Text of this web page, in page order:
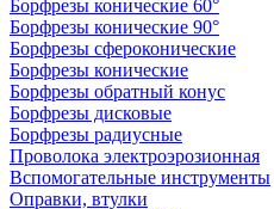
Борфрезы конические 60°
Борфрезы конические 90°
Борфрезы сфероконические
Борфрезы конические
Борфрезы обратный конус
Борфрезы дисковые
Борфрезы радиусные
Проволока электроэрозионная
Вспомогательные инструменты
Оправки, втулки